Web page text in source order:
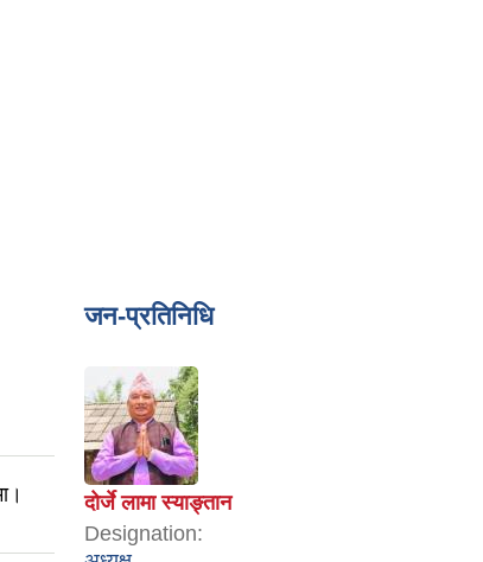
जन-प्रतिनिधि
दोर्जे लामा स्याङ्तान
Designation: